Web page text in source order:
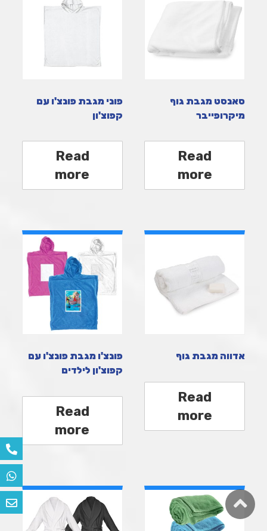
סאנסט מגבת גוף
מיקרופייבר
Read
more
פוני מגבת פונצ'ו עם
קפוצ'ון
Read
more
אדווה מגבת גוף
Read
more
פונצ'ו מגבת פונצ'ו עם
קפוצ'ון לילדים
Read
more
גלילה
לראש